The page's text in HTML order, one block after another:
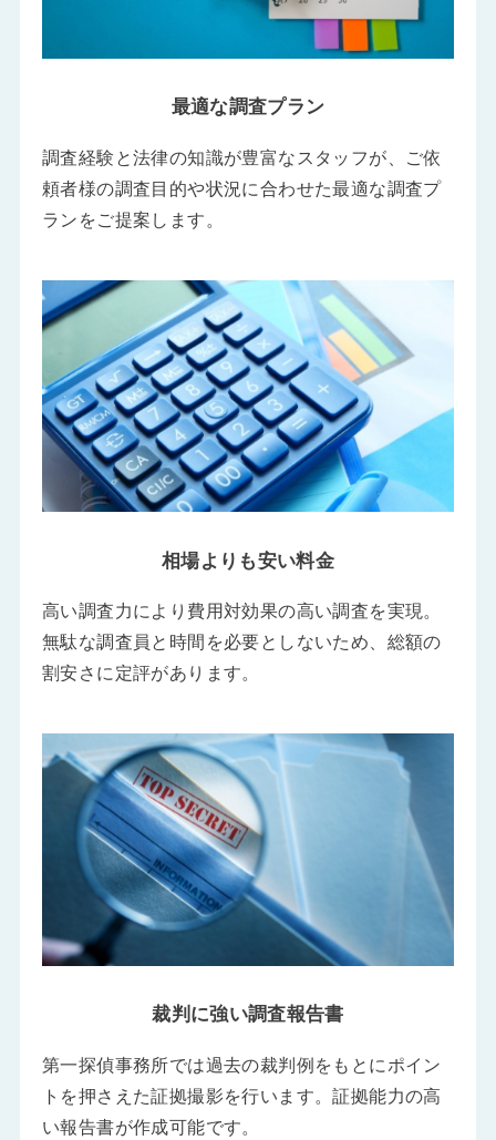
最適な調査プラン
調査経験と法律の知識が豊富なスタッフが、ご依
頼者様の調査目的や状況に合わせた最適な調査プ
ランをご提案します。
相場よりも安い料金
高い調査力により費用対効果の高い調査を実現。
無駄な調査員と時間を必要としないため、総額の
割安さに定評があります。
裁判に強い調査報告書
第一探偵事務所では過去の裁判例をもとにポイン
トを押さえた証拠撮影を行います。証拠能力の高
い報告書が作成可能です。